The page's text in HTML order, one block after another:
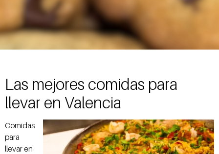
Las mejores comidas para
llevar en Valencia
Comidas
para
llevar en